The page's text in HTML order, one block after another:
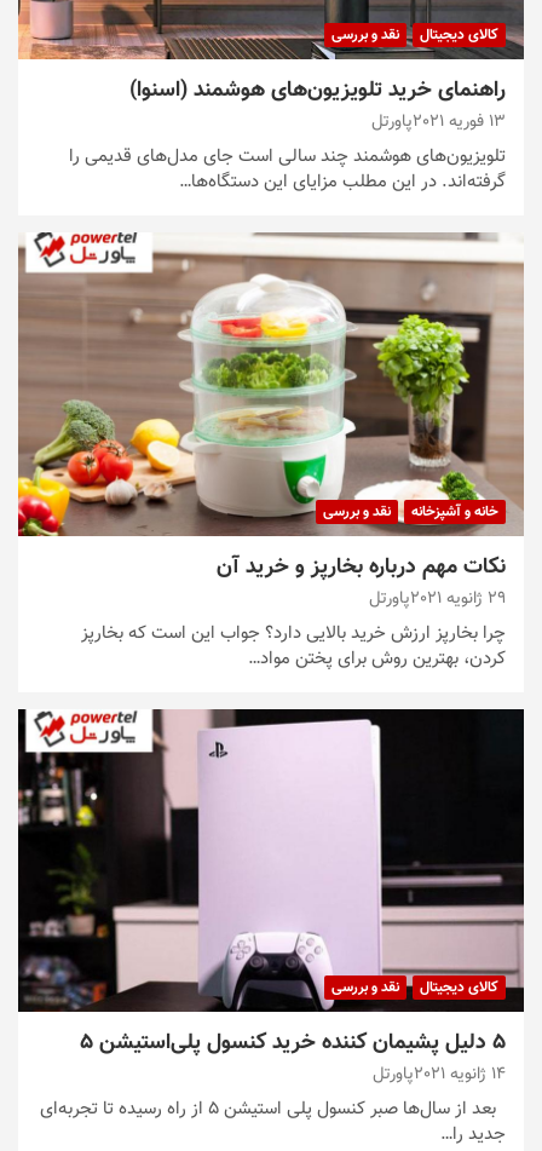
کالای دیجیتال نقد و بررسی
راهنمای خرید تلویزیون‌های هوشمند (اسنوا)
13 فوریه 2021 پاورتل
تلویزیون‌‌های هوشمند چند سالی است جای مدل‌های قدیمی را
گرفته‌اند. در این مطلب مزایای این دستگاه‌ها…
خانه و آشپزخانه نقد و بررسی
نکات مهم درباره بخارپز و خرید آن
29 ژانویه 2021 پاورتل
چرا بخارپز ارزش خرید بالایی دارد؟ جواب این است که بخارپز
کردن، بهترین روش برای پختن مواد…
کالای دیجیتال نقد و بررسی
۵ دلیل پشیمان کننده خرید کنسول پلی‌استیشن ۵
14 ژانویه 2021 پاورتل
بعد از سال‌ها صبر کنسول پلی استیشن ۵ از راه رسیده‌ تا تجربه‌ای
جدید را…